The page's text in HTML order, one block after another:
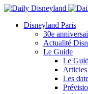
Disneyland Paris
30e
Actualité
Le Guide
Le
Les